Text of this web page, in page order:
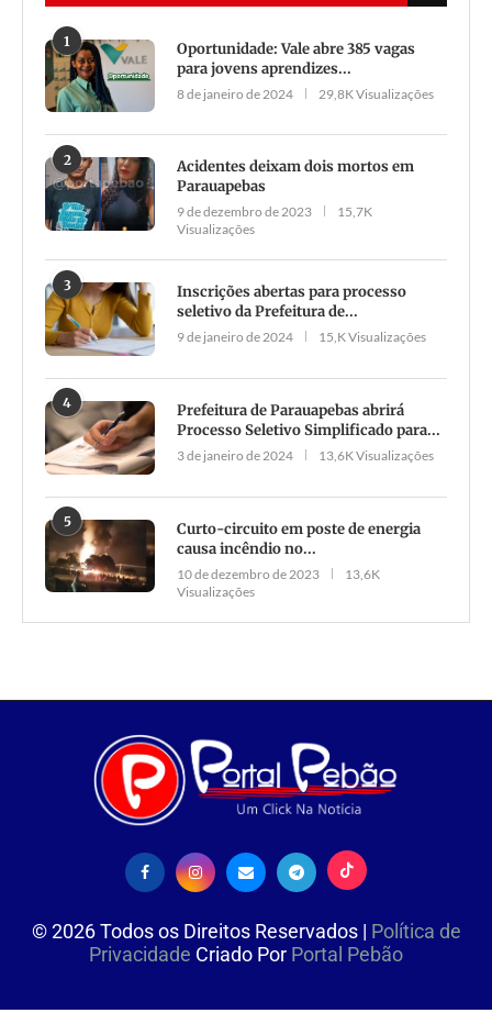
1
Oportunidade: Vale abre 385 vagas
para jovens aprendizes...
8 de janeiro de 2024 29,8K Visualizações
2
Acidentes deixam dois mortos em
Parauapebas
9 de dezembro de 2023
15,7K
Visualizações
3
Inscrições abertas para processo
seletivo da Prefeitura de...
9 de janeiro de 2024 15,K Visualizações
4
Prefeitura de Parauapebas abrirá
Processo Seletivo Simplificado para...
3 de janeiro de 2024 13,6K Visualizações
5
Curto-circuito em poste de energia
causa incêndio no...
10 de dezembro de 2023
13,6K
Visualizações
©2026Todos os Direitos Reservados | Política de
Privacidade Criado Por Portal Pebão